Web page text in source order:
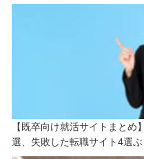
【既卒向け就活サイトまとめ
選、失敗した転職サイト4選